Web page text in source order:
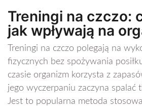
Treningi na czczo:
jak wpływają na
Treningi na czczo polegają na
fizycznych bez spożywania
czasie organizm korzysta z
jego wyczerpaniu zaczyna spalać
Jest to popularna metoda